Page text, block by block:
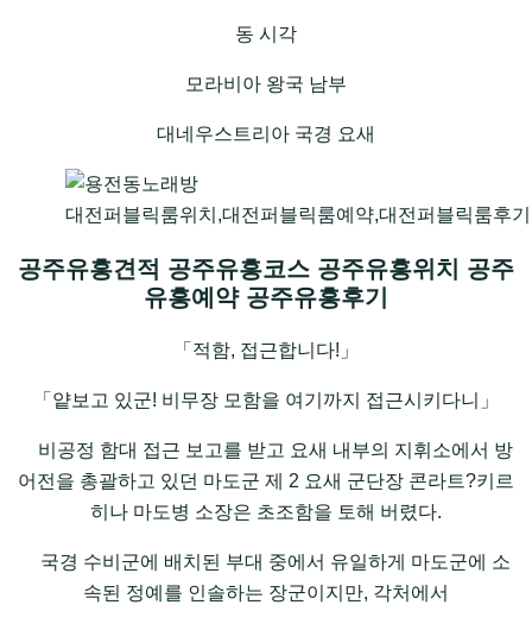
동 시각
모라비아 왕국 남부
대네우스트리아 국경 요새
대전퍼블릭룸위치,대전퍼블릭룸예약,대전퍼블릭룸후
공주유흥견적 공주유흥코스 공주유흥위치 공주
유흥예약 공주유흥후기
「적함, 접근합니다!」
「얕보고 있군! 비무장 모함을 여기까지 접근시키다니」
비공정 함대 접근 보고를 받고 요새 내부의 지휘소에서 방
어전을 총괄하고 있던 마도군 제 2 요새 군단장 콘라트?키르
히나 마도병 소장은 초조함을 토해 버렸다.
국경 수비군에 배치된 부대 중에서 유일하게 마도군에 소
속된 정예를 인솔하는 장군이지만, 각처에서